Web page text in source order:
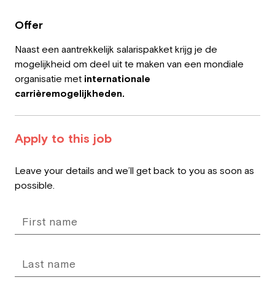
Offer
Naast een aantrekkelijk salarispakket krijg je de
mogelijkheid om deel uit te maken van een mondiale
organisatie met internationale
carrièremogelijkheden.
Apply to this job
field
Leave your details and we’ll get back to you as soon as
possible.